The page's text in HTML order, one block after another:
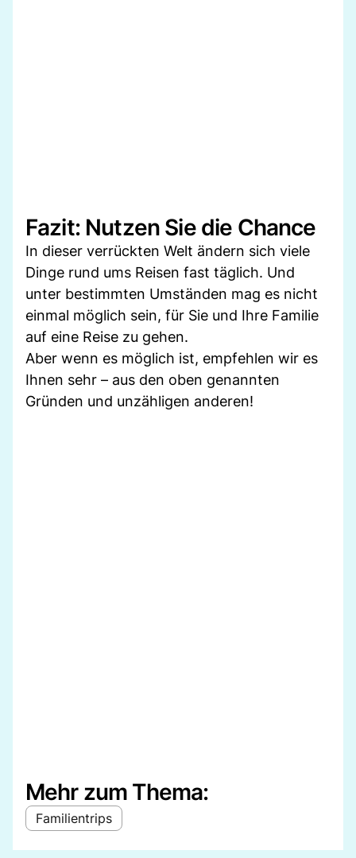
Fazit: Nutzen Sie die Chance
In dieser verrückten Welt ändern sich viele
Dinge rund ums Reisen fast täglich. Und
unter bestimmten Umständen mag es nicht
einmal möglich sein, für Sie und Ihre Familie
auf eine Reise zu gehen.
Aber wenn es möglich ist, empfehlen wir es
Ihnen sehr – aus den oben genannten
Gründen und unzähligen anderen!
Mehr zum Thema:
Familientrips